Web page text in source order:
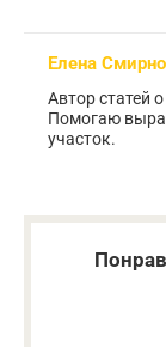
Елена
Автор статей
Помогаю
участок.